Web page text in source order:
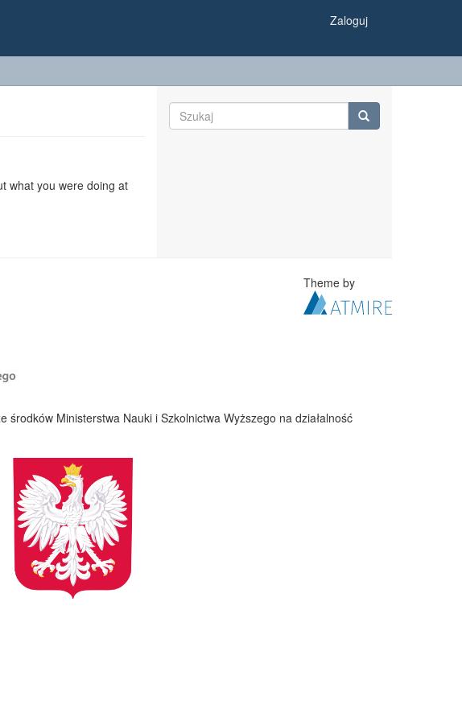
Zaloguj
what you were doing at
Theme by
Ministerstwa Nauki i Szkolnictwa Wyższego na działalność